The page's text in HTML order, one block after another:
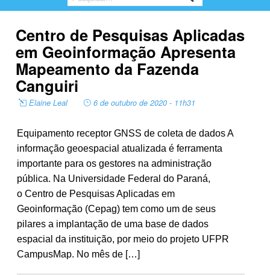
Centro de Pesquisas Aplicadas
em Geoinformação Apresenta
Mapeamento da Fazenda
Canguiri
Elaine Leal 6 de outubro de 2020 - 11h31
Equipamento receptor GNSS de coleta de dados A
informação geoespacial atualizada é ferramenta
importante para os gestores na administração
pública. Na Universidade Federal do Paraná,
o Centro de Pesquisas Aplicadas em
Geoinformação (Cepag) tem como um de seus
pilares a implantação de uma base de dados
espacial da instituição, por meio do projeto UFPR
CampusMap. No mês de […]